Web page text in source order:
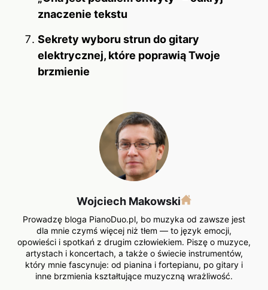
znaczenie tekstu
Sekrety wyboru strun do gitary
elektrycznej, które poprawią Twoje
brzmienie
Wojciech Makowski
Prowadzę bloga PianoDuo.pl, bo muzyka od zawsze jest
dla mnie czymś więcej niż tłem — to język emocji,
opowieści i spotkań z drugim człowiekiem. Piszę o muzyce,
artystach i koncertach, a także o świecie instrumentów,
który mnie fascynuje: od pianina i fortepianu, po gitary i
inne brzmienia kształtujące muzyczną wrażliwość.